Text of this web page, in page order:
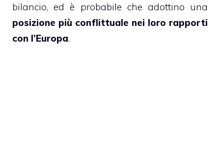
bilancio, ed è probabile che adottino una
posizione più conflittuale nei loro rapporti
con l’Europa.